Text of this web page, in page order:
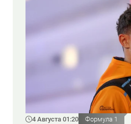
4 Августа 01:20 Формула 1